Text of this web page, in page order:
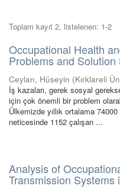
Toplam kayıt 2, listelenen: 1-2
Occupational Health
Problems and
Ceylan, Hüseyin (Kırklareli
İş kazaları, gerek sosyal
için çok önemli bir problem
Ülkemizde yıllık ortalama
neticesinde 1152 çalışan ...
Analysis of
Transmission Systems